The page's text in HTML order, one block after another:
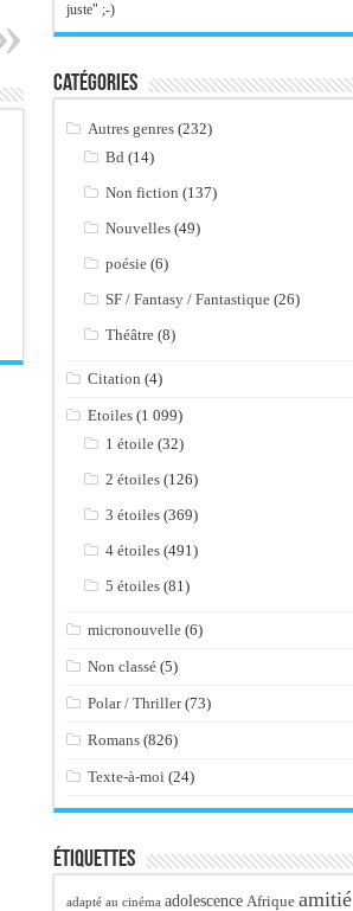
juste" ;-)
Catégories
Autres genres (232)
Bd (14)
Non fiction (137)
Nouvelles (49)
poésie (6)
SF / Fantasy / Fantastique (26)
Théâtre (8)
Citation (4)
Etoiles (1 099)
1 étoile (32)
2 étoiles (126)
3 étoiles (369)
4 étoiles (491)
5 étoiles (81)
micronouvelle (6)
Non classé (5)
Polar / Thriller(73)
Romans (826)
Texte-à-moi (24)
Étiquettes
adapté au cinéma adolescence Afrique amitié